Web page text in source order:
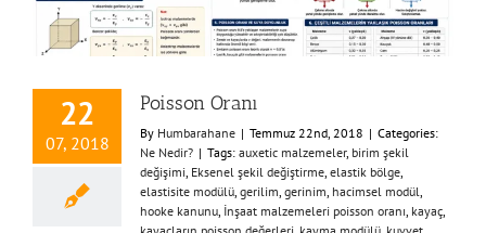
22
07, 2018
Poisson Oranı
By Humbarahane | Temmuz 22nd, 2018 | Categories:
Ne Nedir? | Tags: auxetic malzemeler, birim şekil
değişimi, Eksenel şekil değiştirme, elastik bölge,
elastisite modülü, gerilim, gerinim, hacimsel modül,
hooke kanunu, İnşaat malzemeleri poisson oranı, kayaç,